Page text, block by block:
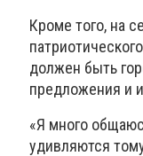
Кроме того, на
должен быть
предложения и
«Я много
удивляются